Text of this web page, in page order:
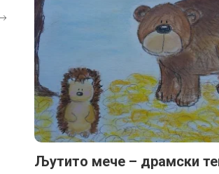
Љутито мече – драмски